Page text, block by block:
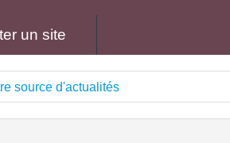
un site
source d'actualités